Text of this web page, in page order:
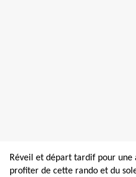
Réveil et départ tardif pour une
profiter de cette rando et du